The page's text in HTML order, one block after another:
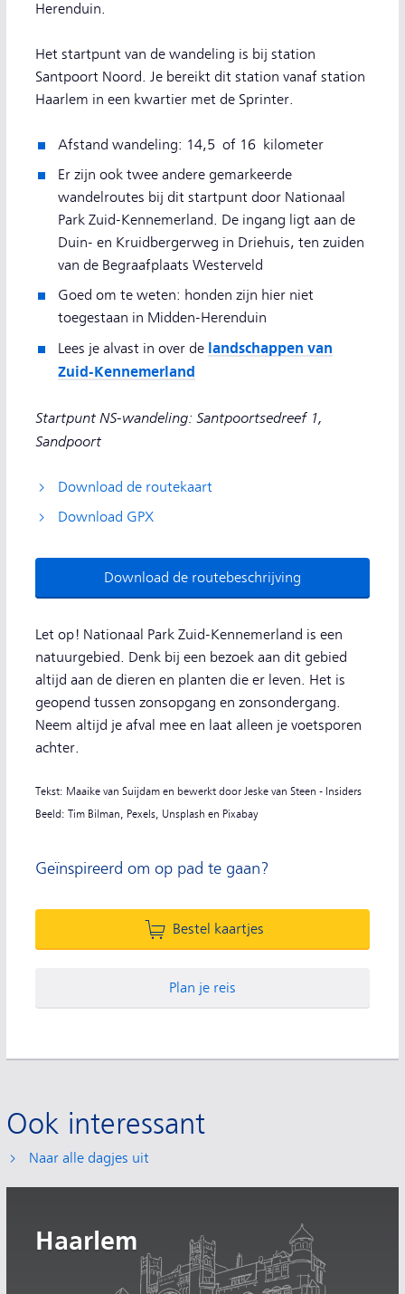
Herenduin.
Het startpunt van de wandeling is bij station
Santpoort Noord. Je bereikt dit station vanaf station
Haarlem in een kwartier met de Sprinter.
Afstand wandeling: 14,5 of 16 kilometer
Er zijn ook twee andere gemarkeerde
wandelroutes bij dit startpunt door Nationaal
Park Zuid-Kennemerland. De ingang ligt aan de
Duin- en Kruidbergerweg in Driehuis, ten zuiden
van de Begraafplaats Westerveld
Goed om te weten: honden zijn hier niet
toegestaan in Midden-Herenduin
Lees je alvast in over de landschappen van
Zuid-Kennemerland
Startpunt NS-wandeling: Santpoortsedreef 1,
Sandpoort
Download de routekaart
Download GPX
Download de routebeschrijving
Let op! Nationaal Park Zuid-Kennemerland is een
natuurgebied. Denk bij een bezoek aan dit gebied
altijd aan de dieren en planten die er leven. Het is
geopend tussen zonsopgang en zonsondergang.
Neem altijd je afval mee en laat alleen je voetsporen
achter.
Tekst: Maaike van Suijdam en bewerkt door Jeske van Steen - Insiders
Beeld: Tim Bilman, Pexels, Unsplash en Pixabay
Geïnspireerd om op pad te gaan?
Bestel kaartjes
Plan je reis
Ook interessant
Naar alle dagjes uit
Haarlem